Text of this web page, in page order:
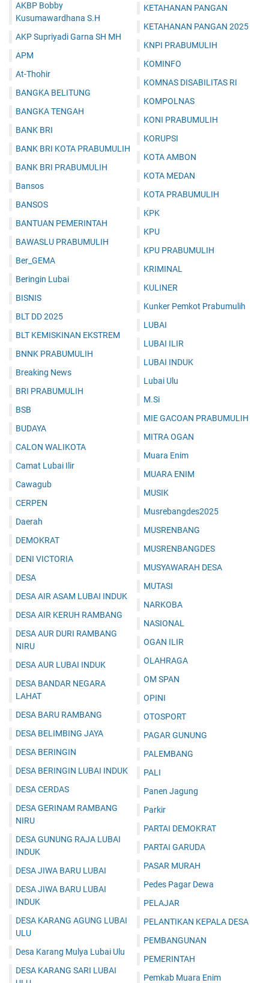
AKBP Bobby
Kusumawardhana S.H
AKP Supriyadi Garna SH MH
APM
At-Thohir
BANGKA BELITUNG
BANGKA TENGAH
BANK BRI
BANK BRI KOTA PRABUMULIH
BANK BRI PRABUMULIH
Bansos
BANSOS
BANTUAN PEMERINTAH
BAWASLU PRABUMULIH
Ber_GEMA
Beringin Lubai
BISNIS
BLT DD 2025
BLT KEMISKINAN EKSTREM
BNNK PRABUMULIH
Breaking News
BRI PRABUMULIH
BSB
BUDAYA
CALON WALIKOTA
Camat Lubai Ilir
Cawagub
CERPEN
Daerah
DEMOKRAT
DENI VICTORIA
DESA
DESA AIR ASAM LUBAI INDUK
DESA AIR KERUH RAMBANG
DESA AUR DURI RAMBANG
NIRU
DESA AUR LUBAI INDUK
DESA BANDAR NEGARA
LAHAT
DESA BARU RAMBANG
DESA BELIMBING JAYA
DESA BERINGIN
DESA BERINGIN LUBAI INDUK
DESA CERDAS
DESA GERINAM RAMBANG
NIRU
DESA GUNUNG RAJA LUBAI
INDUK
DESA JIWA BARU LUBAI
DESA JIWA BARU LUBAI
INDUK
DESA KARANG AGUNG LUBAI
ULU
Desa Karang Mulya Lubai Ulu
DESA KARANG SARI LUBAI
KETAHANAN PANGAN
KETAHANAN PANGAN 2025
KNPI PRABUMULIH
KOMINFO
KOMNAS DISABILITAS RI
KOMPOLNAS
KONI PRABUMULIH
KORUPSI
KOTA AMBON
KOTA MEDAN
KOTA PRABUMULIH
KPK
KPU
KPU PRABUMULIH
KRIMINAL
KULINER
Kunker Pemkot Prabumulih
LUBAI
LUBAI ILIR
LUBAI INDUK
Lubai Ulu
M.Si
MIE GACOAN PRABUMULIH
MITRA OGAN
Muara Enim
MUARA ENIM
MUSIK
Musrebangdes2025
MUSRENBANG
MUSRENBANGDES
MUSYAWARAH DESA
MUTASI
NARKOBA
NASIONAL
OGAN ILIR
OLAHRAGA
OM SPAN
OPINI
OTOSPORT
PAGAR GUNUNG
PALEMBANG
PALI
Panen Jagung
Parkir
PARTAI DEMOKRAT
PARTAI GARUDA
PASAR MURAH
Pedes Pagar Dewa
PELAJAR
PELANTIKAN KEPALA DESA
PEMBANGUNAN
PEMERINTAH
Pemkab Muara Enim